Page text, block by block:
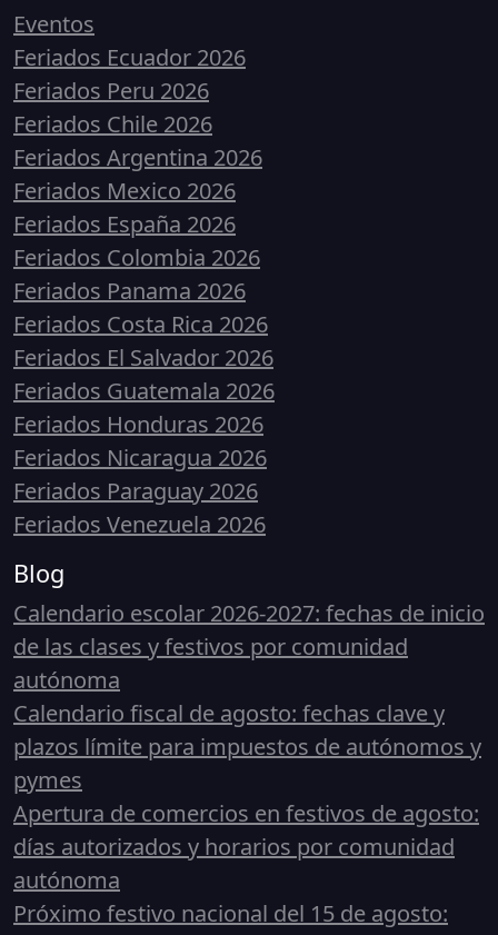
Eventos
Feriados Ecuador 2026
Feriados Peru 2026
Feriados Chile 2026
Feriados Argentina 2026
Feriados Mexico 2026
Feriados España 2026
Feriados Colombia 2026
Feriados Panama 2026
Feriados Costa Rica 2026
Feriados El Salvador 2026
Feriados Guatemala 2026
Feriados Honduras 2026
Feriados Nicaragua 2026
Feriados Paraguay 2026
Feriados Venezuela 2026
Blog
Calendario escolar 2026-2027: fechas de inicio
de las clases y festivos por comunidad
autónoma
Calendario fiscal de agosto: fechas clave y
plazos límite para impuestos de autónomos y
pymes
Apertura de comercios en festivos de agosto:
días autorizados y horarios por comunidad
autónoma
Próximo festivo nacional del 15 de agosto: